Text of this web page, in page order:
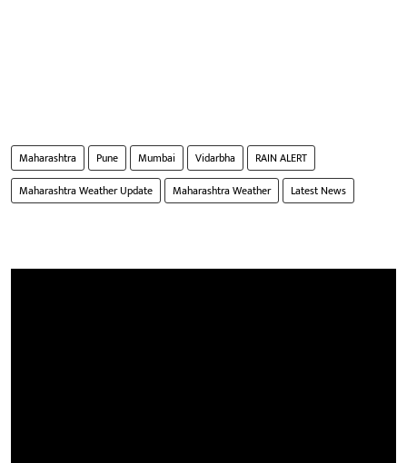
Maharashtra Pune Mumbai Vidarbha
RAIN ALERT
Maharashtra Weather Update
Maharashtra Weather Latest News